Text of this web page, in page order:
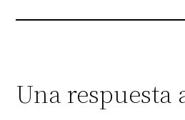
Una respuesta